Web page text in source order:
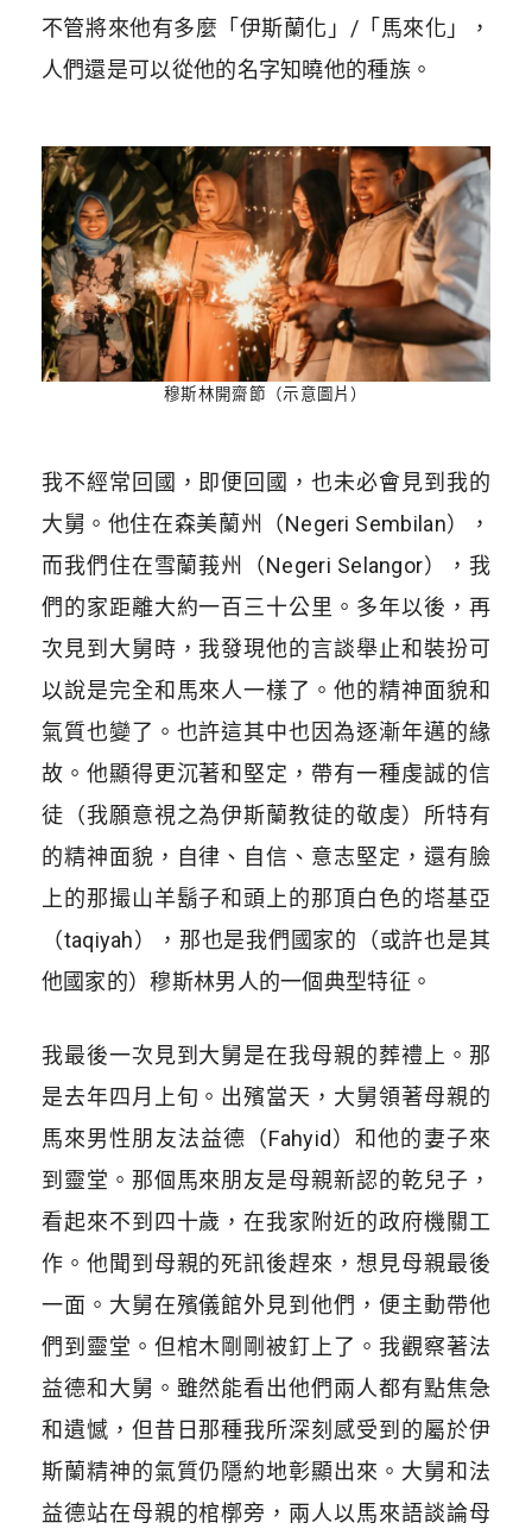
不管將來他有多麼「伊斯蘭化」/「馬來化」，
人們還是可以從他的名字知曉他的種族。
穆斯林開齋節（示意圖片）
我不經常回國，即便回國，也未必會見到我的
大舅。他住在森美蘭州（Negeri Sembilan），
而我們住在雪蘭莪州（Negeri Selangor），我
們的家距離大約一百三十公里。多年以後，再
次見到大舅時，我發現他的言談舉止和裝扮可
以說是完全和馬來人一樣了。他的精神面貌和
氣質也變了。也許這其中也因為逐漸年邁的緣
故。他顯得更沉著和堅定，帶有一種虔誠的信
徒（我願意視之為伊斯蘭教徒的敬虔）所特有
的精神面貌，自律、自信、意志堅定，還有臉
上的那撮山羊鬍子和頭上的那頂白色的塔基亞
（taqiyah），那也是我們國家的（或許也是其
他國家的）穆斯林男人的一個典型特征。
我最後一次見到大舅是在我母親的葬禮上。那
是去年四月上旬。出殯當天，大舅領著母親的
馬來男性朋友法益德（Fahyid）和他的妻子來
到靈堂。那個馬來朋友是母親新認的乾兒子，
看起來不到四十歲，在我家附近的政府機關工
作。他聞到母親的死訊後趕來，想見母親最後
一面。大舅在殯儀館外見到他們，便主動帶他
們到靈堂。但棺木剛剛被釘上了。我觀察著法
益德和大舅。雖然能看出他們兩人都有點焦急
和遺憾，但昔日那種我所深刻感受到的屬於伊
斯蘭精神的氣質仍隱約地彰顯出來。大舅和法
益德站在母親的棺槨旁，兩人以馬來語談論母